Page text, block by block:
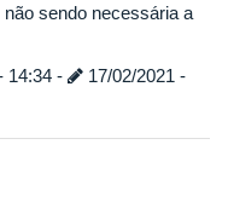
sendo necessária a
14:34 -
17/02/2021 -